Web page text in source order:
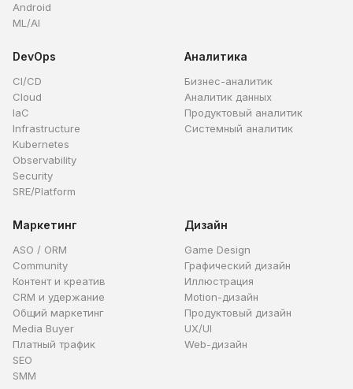
Android
ML/AI
DevOps
CI/CD
Cloud
IaC
Infrastructure
Kubernetes
Observability
Security
SRE/Platform
Аналитика
Бизнес-аналитик
Аналитик данных
Продуктовый аналитик
Системный аналитик
Маркетинг
ASO / ORM
Community
Контент и креатив
CRM и удержание
Общий маркетинг
Media Buyer
Платный трафик
SEO
SMM
Дизайн
Game Design
Графический дизайн
Иллюстрация
Motion-дизайн
Продуктовый дизайн
UX/UI
Web-дизайн